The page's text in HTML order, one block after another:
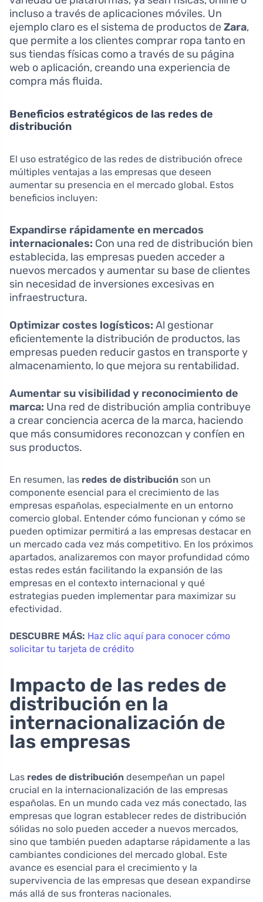
incluso a través de aplicaciones móviles. Un
ejemplo claro es el sistema de productos deZara,
que permite a los clientes comprar ropa tanto en
sus tiendas físicas como a través de su página
web o aplicación, creando una experiencia de
compra más fluida.
Beneficios estratégicos de las redes de
distribución
El uso estratégico de las redes de distribución ofrece
múltiples ventajas a las empresas que deseen
aumentar su presencia en el mercado global. Estos
beneficios incluyen:
Expandirse rápidamente en mercados
internacionales: Con una red de distribución bien
establecida, las empresas pueden acceder a
nuevos mercados y aumentar su base de clientes
sin necesidad de inversiones excesivas en
infraestructura.
Optimizar costes logísticos: Al gestionar
eficientemente la distribución de productos, las
empresas pueden reducir gastos en transporte y
almacenamiento, lo que mejora su rentabilidad.
Aumentar su visibilidad y reconocimiento de
marca: Una red de distribución amplia contribuye
a crear conciencia acerca de la marca, haciendo
que más consumidores reconozcan y confíen en
sus productos.
En resumen, las redes de distribución son un
componente esencial para el crecimiento de las
empresas españolas, especialmente en un entorno
comercio global. Entender cómo funcionan y cómo se
pueden optimizar permitirá a las empresas destacar en
un mercado cada vez más competitivo. En los próximos
apartados, analizaremos con mayor profundidad cómo
estas redes están facilitando la expansión de las
empresas en el contexto internacional y qué
estrategias pueden implementar para maximizar su
efectividad.
DESCUBRE MÁS: Haz clic aquí para conocer cómo
solicitar tu tarjeta de crédito
Impacto de las redes de
distribución en la
internacionalización de
las empresas
Las redes de distribución desempeñan un papel
crucial en la internacionalización de las empresas
españolas. En un mundo cada vez más conectado, las
empresas que logran establecer redes de distribución
sólidas no solo pueden acceder a nuevos mercados,
sino que también pueden adaptarse rápidamente a las
cambiantes condiciones del mercado global. Este
avance es esencial para el crecimiento y la
supervivencia de las empresas que desean expandirse
más allá de sus fronteras nacionales.